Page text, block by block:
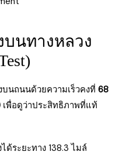
นทางหลวง
นถนนด้วยความเร็วคงที่ 68
เพื่อดูว่าประสิทธิภาพที่แท้
ด้ระยะทาง 138.3 ไมล์